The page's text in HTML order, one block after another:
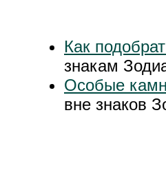
Как
знакам
Особые
вне знаков